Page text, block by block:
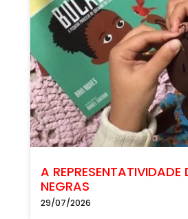
A
NEGRAS
29/07/2026